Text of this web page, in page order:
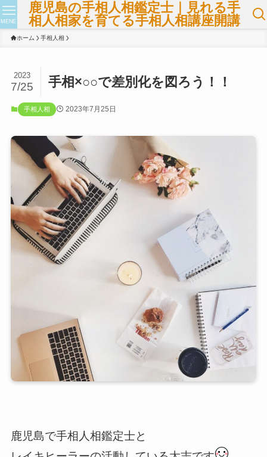
鹿児島の手相人相鑑定士｜見れる手
相人相家を育てる手相人相講座開講
MENE
ホーム 手相人相
手相×○○で差別化を図ろう！！
2023
7/25
手相人相 2023年7月25日
鹿児島で手相人相鑑定士と